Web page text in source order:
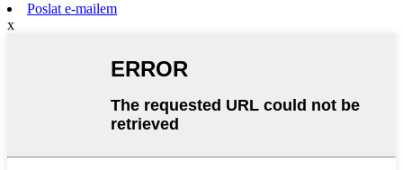
Poslat e-mailem
x